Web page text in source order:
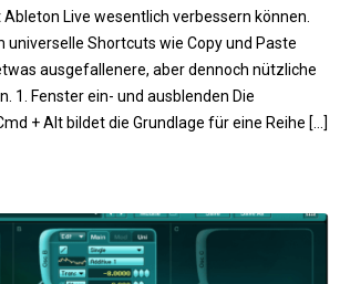
Live wesentlich verbessern können.
universelle Shortcuts wie Copy und Paste
ausgefallenere, aber dennoch nützliche
1. Fenster ein- und ausblenden Die
+ Alt bildet die Grundlage für eine Reihe […]